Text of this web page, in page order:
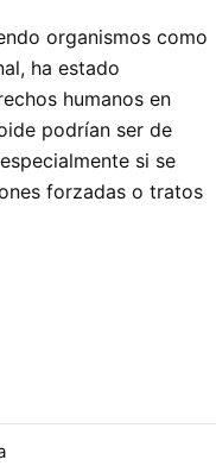
organismos como
ha estado
humanos en
podrían ser de
si se
forzadas o tratos